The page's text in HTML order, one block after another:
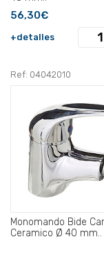
56,30€
+detalles
Ref: 04042010
Monomando Bide
Ceramico Ø 40 mm..